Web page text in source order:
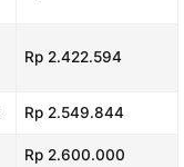
Rp 2.422.594
Rp 2.549.844
Rp 2.600.000